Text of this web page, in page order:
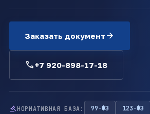
Заказать документ arrow_forward
call+7 920-898-17-18
gavelНОРМАТИВНАЯ БАЗА: 99-ФЗ 123-ФЗ